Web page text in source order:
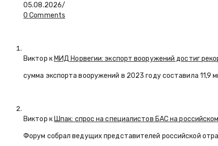
05.08.2026/
0 Comments
Виктор кМИД Норвегии: экспорт вооружений достиг
сумма экспорта вооружений в 2023 году составила 11,9
Виктор кШпак: спрос на специалистов БАС на
Форум собрал ведущих представителей российской